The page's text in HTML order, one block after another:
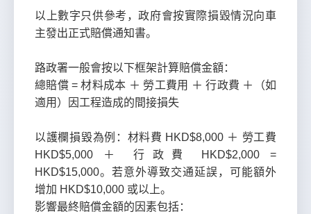
以上數字只供參考，政府會按實際損毀情況向車
主發出正式賠償通知書。
路政署一般會按以下框架計算賠償金額：
總賠償 = 材料成本 ＋ 勞工費用 ＋ 行政費 ＋（如
適用）因工程造成的間接損失
以護欄損毀為例：材料費 HKD$8,000 ＋ 勞工費
HKD$5,000 ＋ 行政費 HKD$2,000 =
HKD$15,000。若意外導致交通延誤，可能額外
增加 HKD$10,000 或以上。
影響最終賠償金額的因素包括：